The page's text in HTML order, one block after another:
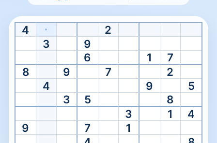
Graj w Ekspercki Sudoku
Rozpocznij od razu od eksperckiej łamigłówki z rzadkimi
4
2
3
9
6
1
7
8
9 7
2
4
9
5
3
5
8
3
1
4
9
7
1